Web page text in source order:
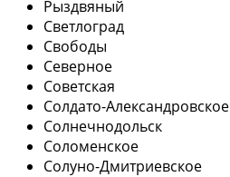
Рыздвяный
Светлоград
Свободы
Северное
Советская
Солдато-Александровское
Солнечнодольск
Соломенское
Солуно-Дмитриевское